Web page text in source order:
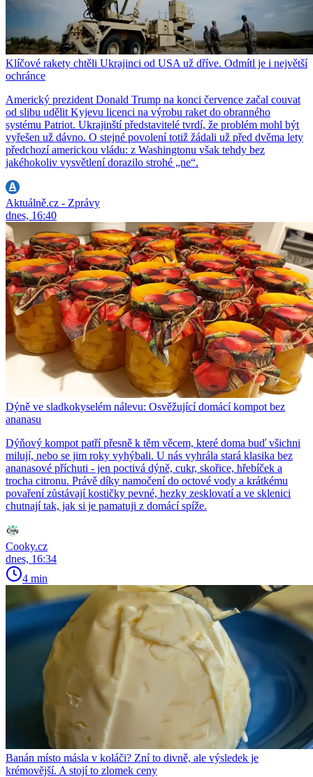
Klíčové rakety chtěli Ukrajinci od USA už dříve. Odmítl je i největší
ochránce
Americký prezident Donald Trump na konci července začal couvat
od slibu udělit Kyjevu licenci na výrobu raket do obranného
systému Patriot. Ukrajinští představitelé tvrdí, že problém mohl být
vyřešen už dávno. O stejné povolení totiž žádali už před dvěma lety
předchozí americkou vládu: z Washingtonu však tehdy bez
jakéhokoliv vysvětlení dorazilo strohé „ne“.
Aktuálně.cz - Zprávy
dnes, 16:40
Dýně ve sladkokyselém nálevu: Osvěžující domácí kompot bez
ananasu
Dýňový kompot patří přesně k těm věcem, které doma buď všichni
milují, nebo se jim roky vyhýbali. U nás vyhrála stará klasika bez
ananasové příchuti - jen poctivá dýně, cukr, skořice, hřebíček a
trocha citronu. Právě díky namočení do octové vody a krátkému
povaření zůstávají kostičky pevné, hezky zesklovatí a ve sklenici
chutnají tak, jak si je pamatuji z domácí spíže.
Cooky.cz
dnes, 16:34
4 min
Banán místo másla v koláči? Zní to divně, ale výsledek je
krémovější. A stojí to zlomek ceny